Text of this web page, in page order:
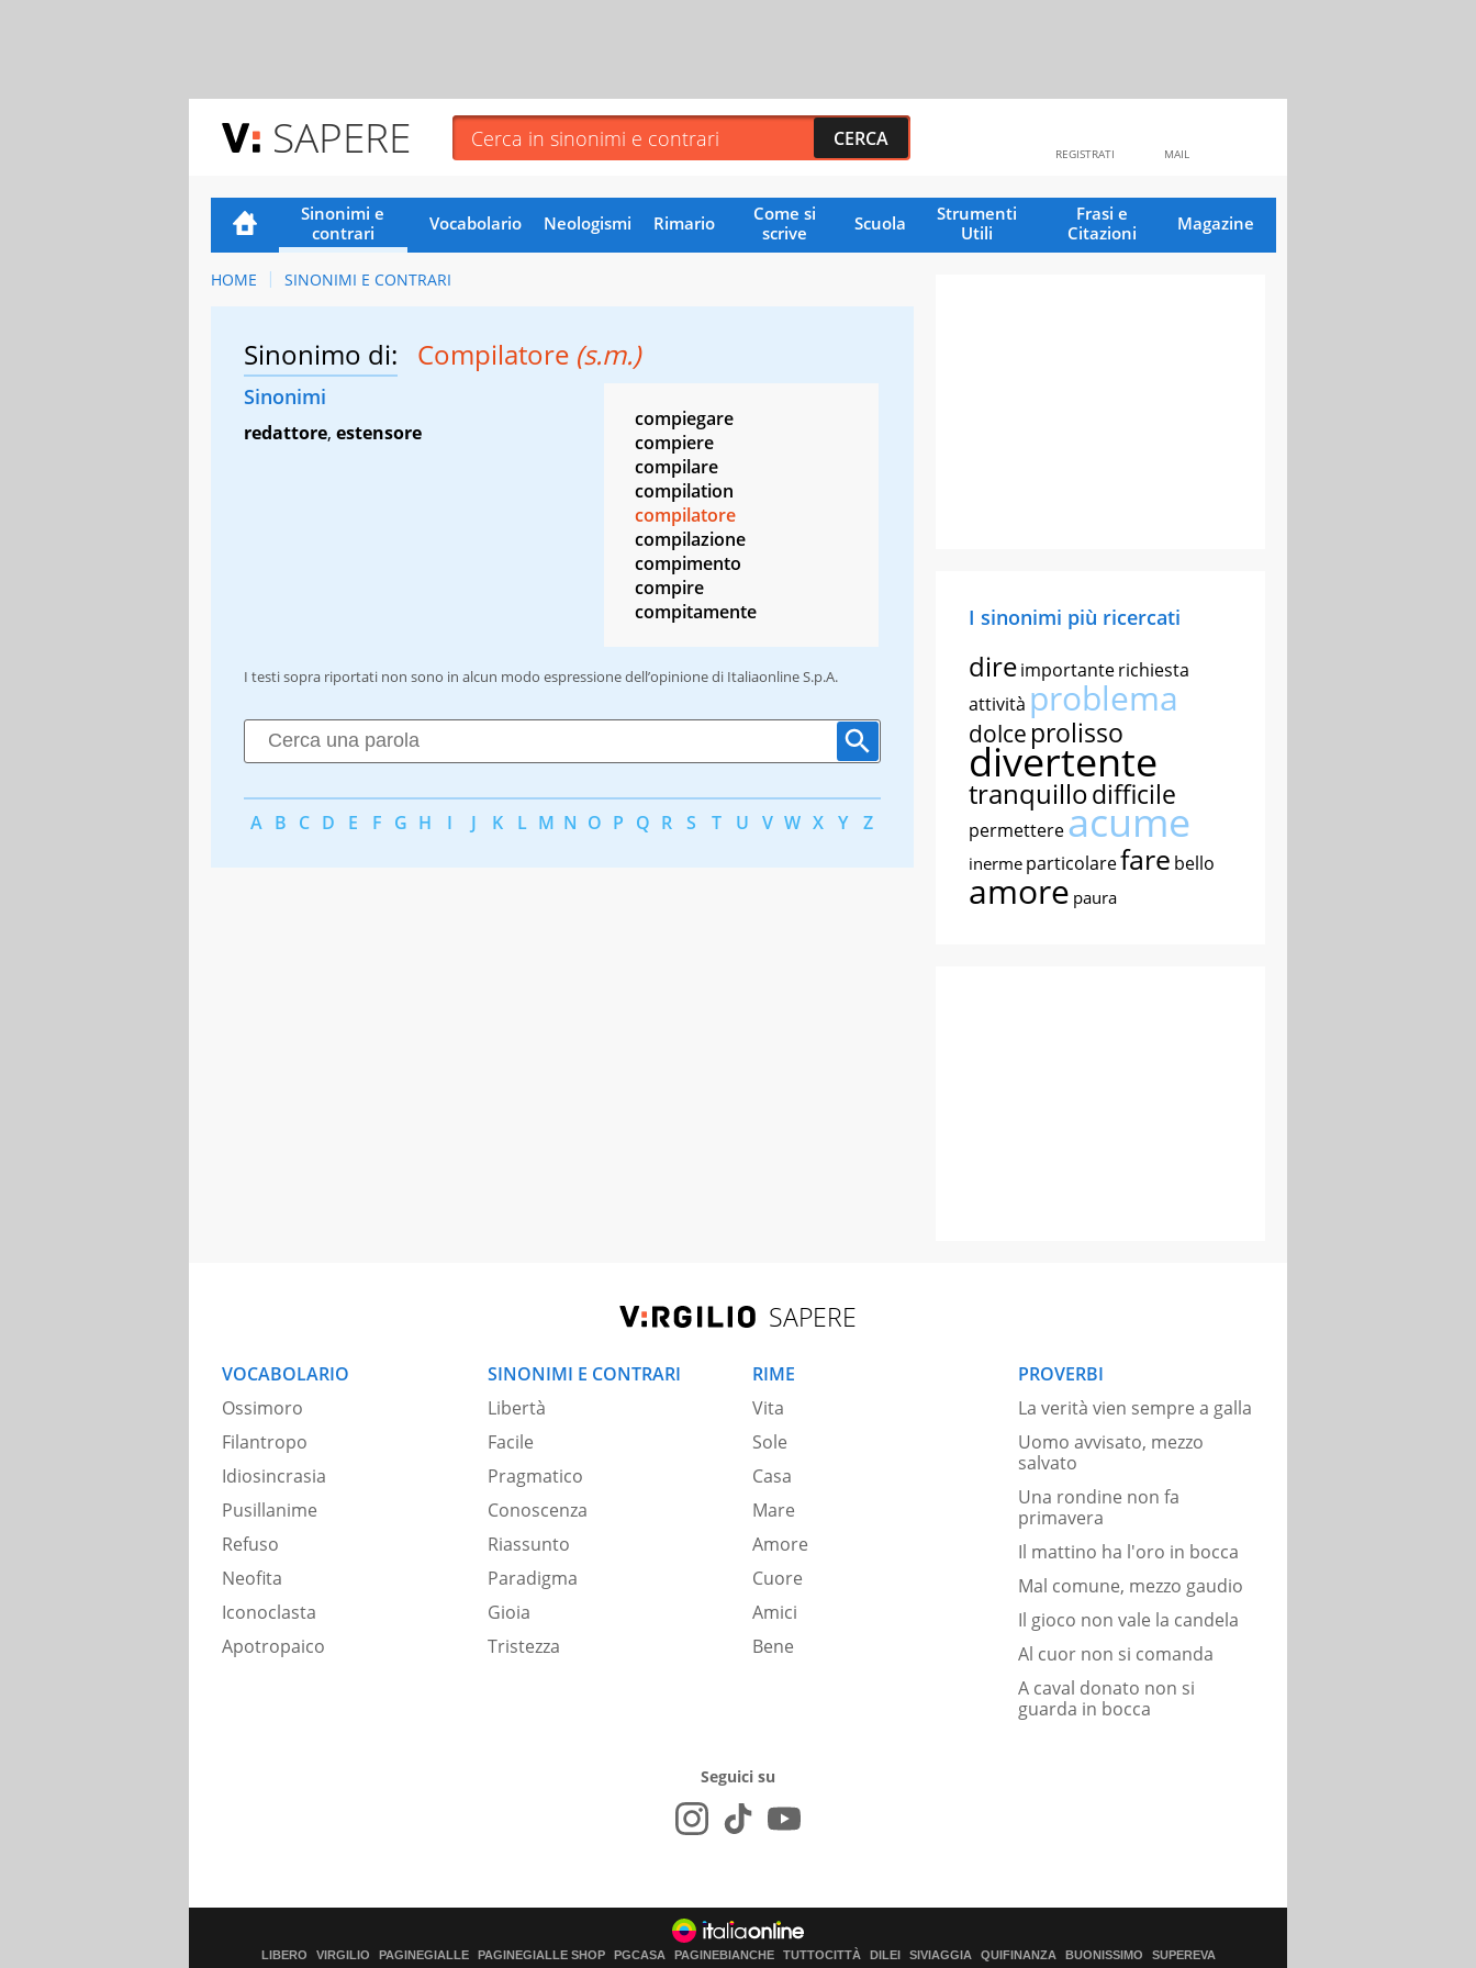
SAPERE MAIL
REGISTRATI
Sinonimi e
contrari
Vocabolario Neologismi Rimario
Come si
scrive
Scuola
Strumenti
Utili
Frasi e
Citazioni
Magazine
HOME SINONIMI E CONTRARI
Sinonimo di: Compilatore (s.m.)
Sinonimi
redattore, estensore
compiegare
compiere
compilare
compilation
compilatore
compilazione
compimento
compire
compitamente
I testi sopra riportati non sono in alcun modo espressione dell’opinione di Italiaonline S.p.A.
A B C D E F G H I J K L M N O P Q R S T U V W X Y Z
I sinonimi più ricercati
direimportanterichiesta
attività problema
dolce prolisso
divertente
tranquillodifficile
permettereacume
inerme particolarefare bello
amore paura
SAPERE
VOCABOLARIO
Ossimoro
Filantropo
Idiosincrasia
Pusillanime
Refuso
Neofita
Iconoclasta
Apotropaico
SINONIMI E CONTRARI
Libertà
Facile
Pragmatico
Conoscenza
Riassunto
Paradigma
Gioia
Tristezza
RIME
Vita
Sole
Casa
Mare
Amore
Cuore
Amici
Bene
PROVERBI
La verità vien sempre a galla
Uomo avvisato, mezzo
salvato
Una rondine non fa
primavera
Il mattino ha l'oro in bocca
Mal comune, mezzo gaudio
Il gioco non vale la candela
Al cuor non si comanda
A caval donato non si
guarda in bocca
Seguici su
LIBERO VIRGILIO PAGINEGIALLE PAGINEGIALLE SHOP PGCASA PAGINEBIANCHE TUTTOCITTÀ DILEI SIVIAGGIA QUIFINANZA BUONISSIMO SUPEREVA